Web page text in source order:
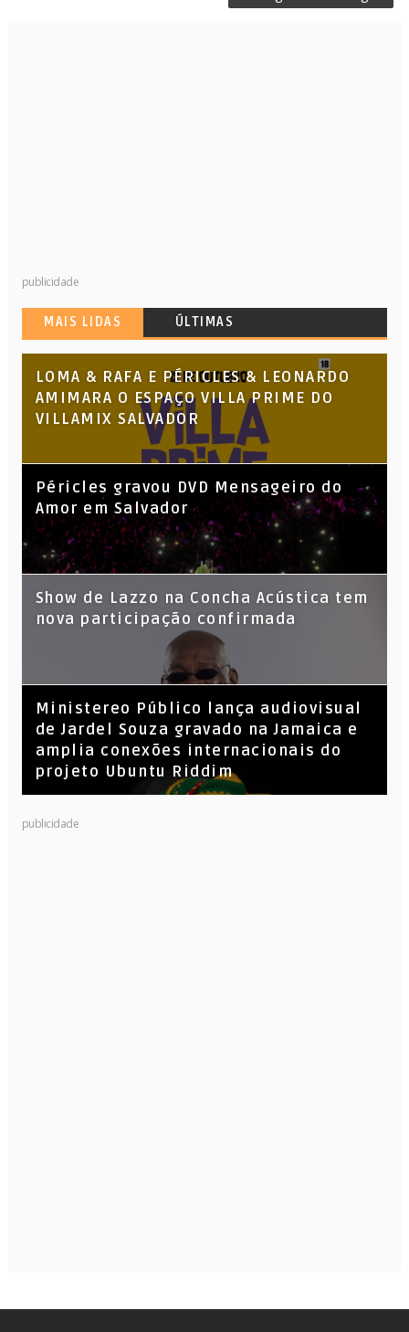
publicidade
MAIS LIDAS ÚLTIMAS
LOMA & RAFA E PÉRICLES & LEONARDO
AMIMARA O ESPAÇO VILLA PRIME DO
VILLAMIX SALVADOR
Péricles gravou DVD Mensageiro do
Amor em Salvador
Show de Lazzo na Concha Acústica tem
nova participação confirmada
​Ministereo Público lança audiovisual
de Jardel Souza gravado na Jamaica e
amplia conexões internacionais do
projeto Ubuntu Riddim
KL Jay (Racionais MC’s), DJ Raíz e DJ
publicidade